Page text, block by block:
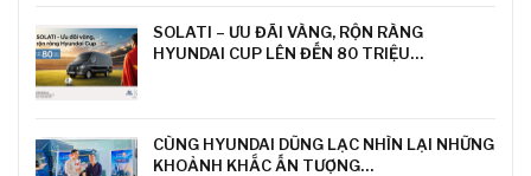
SOLATI – ƯU ĐÃI VÀNG, RỘN RÀNG
HYUNDAI CUP LÊN ĐẾN 80 TRIỆU…
CÙNG HYUNDAI DŨNG LẠC NHÌN LẠI NHỮNG
KHOẢNH KHẮC ẤN TƯỢNG…